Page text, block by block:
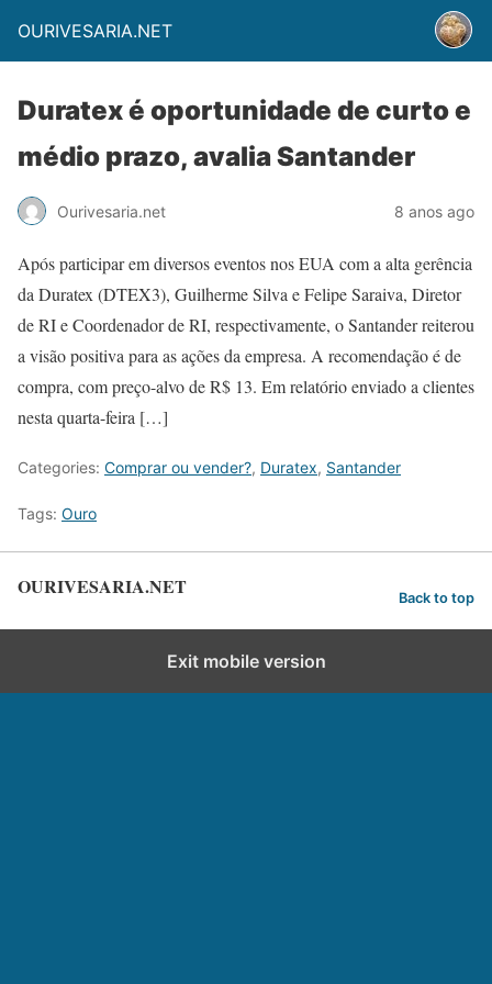
OURIVESARIA.NET
Duratex é oportunidade de curto e
médio prazo, avalia Santander
Ourivesaria.net 8 anos ago
Após participar em diversos eventos nos EUA com a alta gerência
da Duratex (DTEX3), Guilherme Silva e Felipe Saraiva, Diretor
de RI e Coordenador de RI, respectivamente, o Santander reiterou
a visão positiva para as ações da empresa. A recomendação é de
compra, com preço-alvo de R$ 13. Em relatório enviado a clientes
nesta quarta-feira […]
Categories: Comprar ou vender?, Duratex, Santander
Tags: Ouro
OURIVESARIA.NET Back to top
Exit mobile version